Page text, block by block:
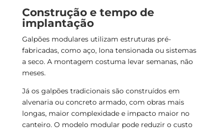
Construção e tempo de
implantação
Galpões modulares utilizam estruturas pré-
fabricadas, como aço, lona tensionada ou sistemas
a seco. A montagem costuma levar semanas, não
meses.
Já os galpões tradicionais são construídos em
alvenaria ou concreto armado, com obras mais
longas, maior complexidade e impacto maior no
canteiro. O modelo modular pode reduzir o custo